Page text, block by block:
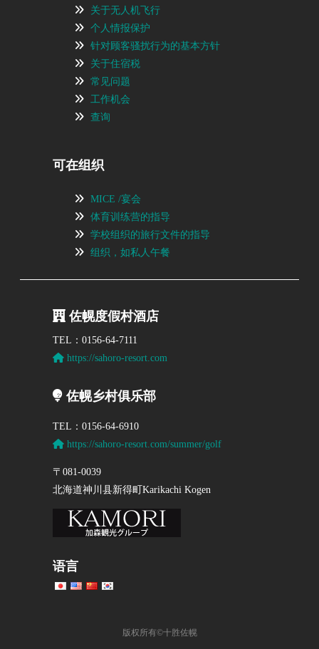
关于无人机飞行
个人情报保护
针对顾客骚扰行为的基本方针
关于住宿税
常见问题
工作机会
查询
可在组织
MICE /宴会
体育训练营的指导
学校组织的旅行文件的指导
组织，如私人午餐
佐幌度假村酒店
TEL：0156-64-7111
https://sahoro-resort.com
佐幌乡村俱乐部
TEL：0156-64-6910
https://sahoro-resort.com/summer/golf
〒081-0039
北海道神川县新得町Karikachi Kogen
语言
版权所有©十胜佐幌